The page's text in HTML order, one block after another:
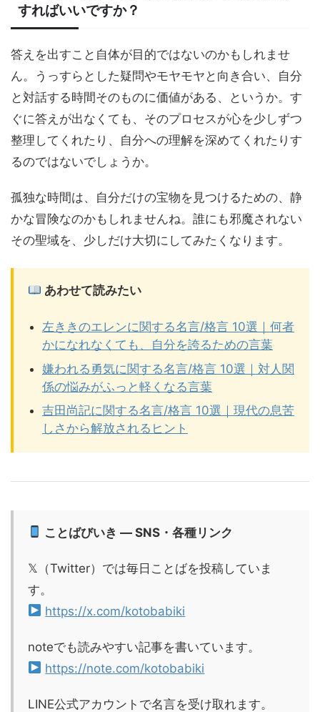
すればいいですか？
答えを出すこと自体が目的ではないのかもしれませ
ん。うっすらとした疑問やモヤモヤと向き合い、自分
と対話する時間そのものに価値がある、というか。す
ぐに答えが出なくても、そのプロセスが心を少しずつ
整理してくれたり、自分への理解を深めてくれたりす
るのではないでしょうか。
孤独な時間は、自分だけの宝物を見つけるための、静
かな冒険なのかもしれませんね。誰にも邪魔されない
その聖域を、少しだけ大切にしてみたくなります。
あわせて読みたい
左ききのエレンに関する名言/格言 10選｜何者
かになれなくても、自分を誇るための言葉
嫌われる勇気に関する名言/格言 10選｜対人関
係の悩みがふっと軽くなる言葉
吉田尚記に関する名言/格言 10選｜現代の息苦
しさから解放されるヒント
ことばびいき — SNS・各種リンク
𝕏（Twitter）では毎日ことばを投稿していま
す。
https://x.com/kotobabiki
noteでも読みやすい記事を書いています。
https://note.com/kotobabiki
LINE公式アカウントで名言を受け取れます。